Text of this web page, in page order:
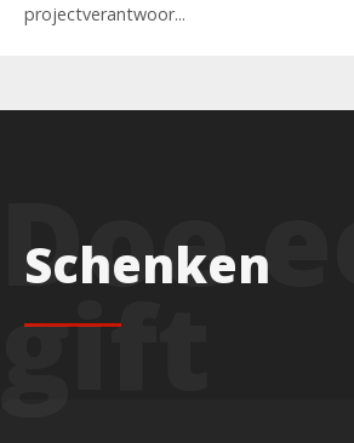
projectverantwoor...
Schenken